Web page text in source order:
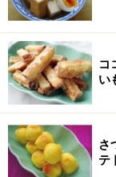
コ
い
さ
テ